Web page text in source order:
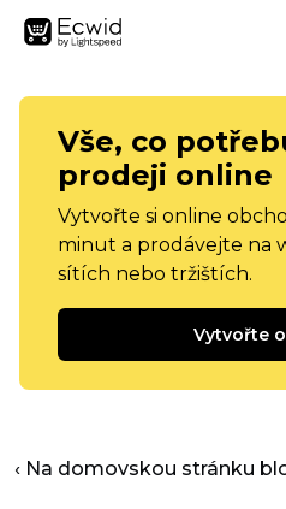
Vše, co
prodeji online
Vytvořte si online
minut a prodávejte na
sítích nebo tržištích.
Vytvořte
‹ Na domovskou stránku